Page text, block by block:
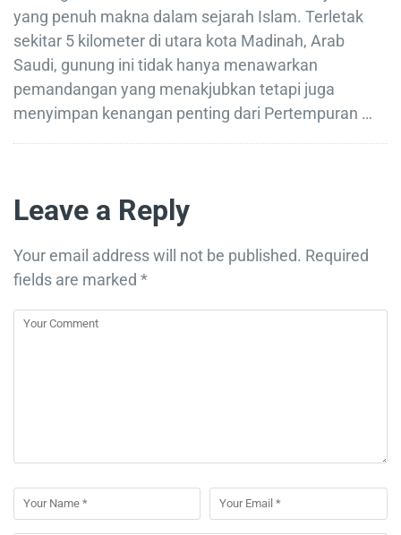
yang penuh makna dalam sejarah Islam. Terletak
sekitar 5 kilometer di utara kota Madinah, Arab
Saudi, gunung ini tidak hanya menawarkan
pemandangan yang menakjubkan tetapi juga
menyimpan kenangan penting dari Pertempuran …
Leave a Reply
Your email address will not be published. Required
fields are marked *